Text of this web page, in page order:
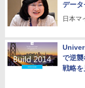
デー
日本マ
で逆
戦略を